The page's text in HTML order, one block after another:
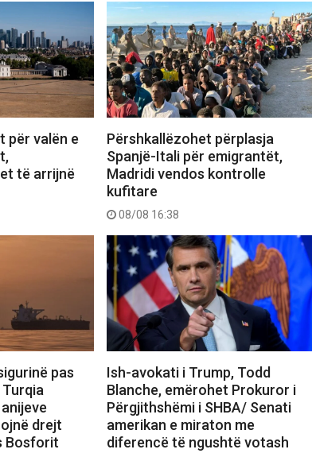
për valën e
të arrijnë
Përshkallëzohet përplasja
Spanjë-Itali për emigrantët,
Madridi vendos kontrolle
kufitare
08/08 16:38
pas
drejt
Bosforit
Ish-avokati i Trump, Todd
Blanche, emërohet Prokuror i
Përgjithshëmi i SHBA/ Senati
amerikan e miraton me
diferencë të ngushtë votash